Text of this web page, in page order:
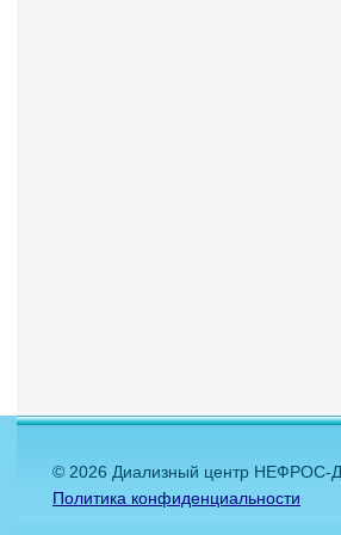
© 2026 Диализный центр НЕФРОС-
Политика конфиденциальности